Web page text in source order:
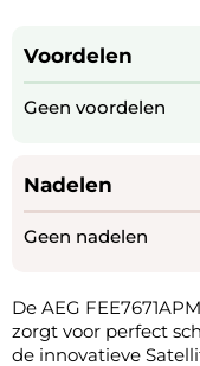
Voordelen
Geen voordelen
Nadelen
Geen nadelen
De AEG
zorgt voor perfect
de innovatieve